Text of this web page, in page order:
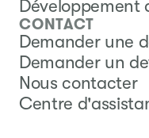
Développement
CONTACT
Demander une
Demander un
Nous contacter
Centre